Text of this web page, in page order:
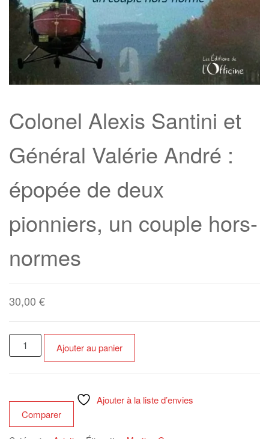
Colonel Alexis Santini et
Général Valérie André :
épopée de deux
pionniers, un couple hors-
normes
30,00 €
quantité
de
Santini
Général
Ajouter au panier
Ajouter à la liste d’envies
Comparer